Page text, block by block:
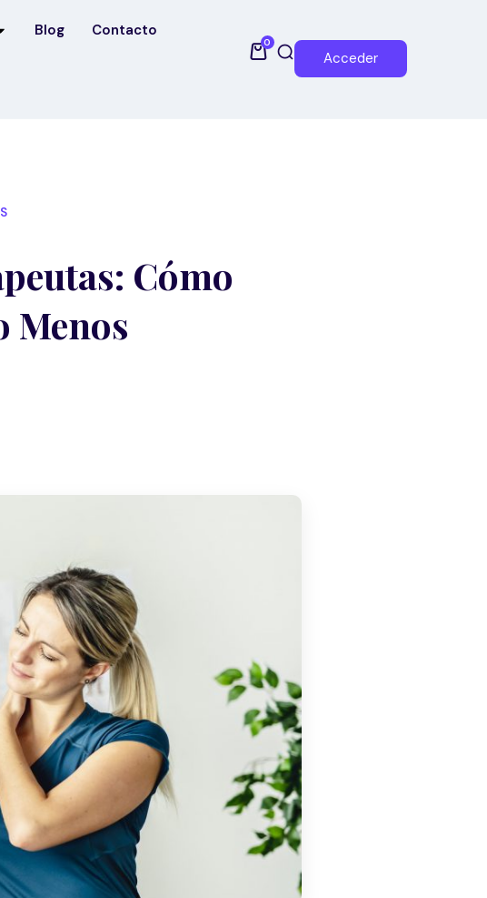
Blog Contacto
0
Acceder
Cómo
Menos